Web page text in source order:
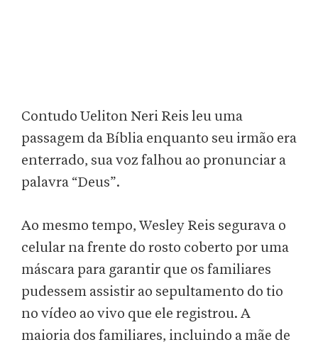
Contudo Ueliton Neri Reis leu uma
passagem da Bíblia enquanto seu irmão era
enterrado, sua voz falhou ao pronunciar a
palavra “Deus”.
Ao mesmo tempo, Wesley Reis segurava o
celular na frente do rosto coberto por uma
máscara para garantir que os familiares
pudessem assistir ao sepultamento do tio
no vídeo ao vivo que ele registrou. A
maioria dos familiares, incluindo a mãe de